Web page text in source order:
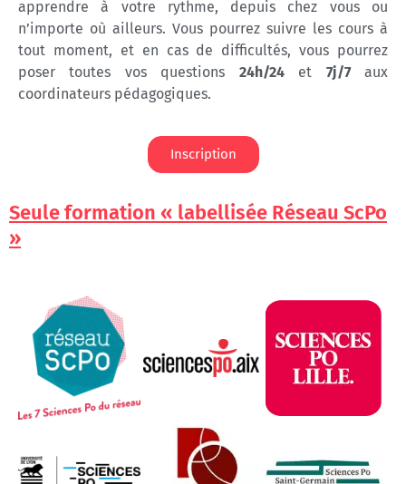
apprendre à votre rythme, depuis chez vous ou
n’importe où ailleurs. Vous pourrez suivre les cours à
tout moment, et en cas de difficultés, vous pourrez
poser toutes vos questions 24h/24et 7j/7aux
coordinateurs pédagogiques.
Inscription
Seule formation « labellisée Réseau ScPo
»